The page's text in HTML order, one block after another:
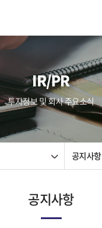
IR/PR
투자정보 및 회사 주요소식
공지사항
공지사항